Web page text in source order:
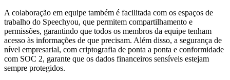
A colaboração em equipe também é facilitada com os espaços de
trabalho do Speechyou, que permitem compartilhamento e
permissões, garantindo que todos os membros da equipe tenham
acesso às informações de que precisam. Além disso, a segurança de
nível empresarial, com criptografia de ponta a ponta e conformidade
com SOC 2, garante que os dados financeiros sensíveis estejam
sempre protegidos.